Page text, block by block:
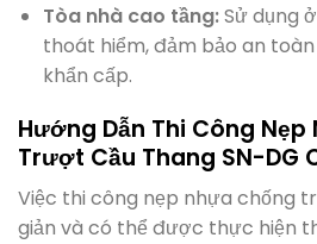
Tòa nhà cao tầng:Sử dụng
thoát hiểm, đảm bảo an
khẩn cấp.
Hướng Dẫn Thi Công
Trượt Cầu Thang SN-DG
Việc thi công nẹp nhựa chống
giản và có thể được thực hiện